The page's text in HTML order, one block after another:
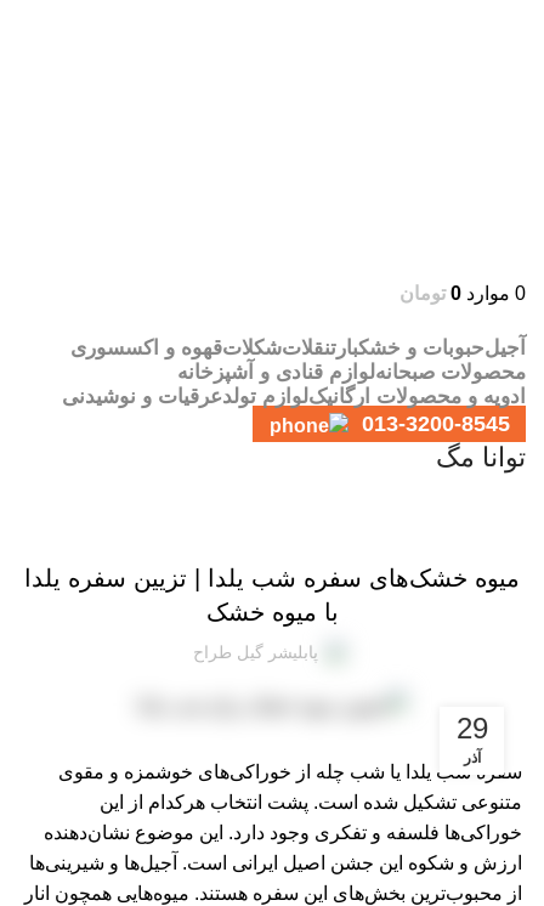
0 موارد 0 تومان
آجیلحبوبات و خشکبار تنقلاتشکلاتقهوه و اکسسوری
محصولات صبحانهلوازم قنادی و آشپزخانه
ادویه و محصولات ارگانیکلوازم تولدعرقیات و نوشیدنی
013-3200-8545
توانا مگ
میوه خشک‌های سفره شب یلدا | تزیین سفره یلدا
با میوه خشک
پابلیشر گیل طراح
29
آذر
سفره شب یلدا یا شب چله از خورا‌کی‌های خوشمزه و مقوی
متنوعی تشکیل شده است. پشت انتخاب هرکدام از این
خوراکی‌ها فلسفه و تفکری وجود دارد. این موضوع نشان‌دهنده
ارزش و شکوه این جشن اصیل ایرانی است. آجیل‌ها و شیرینی‌ها
از محبوب‌ترین بخش‌های این سفره هستند. میوه‌هایی همچون انار